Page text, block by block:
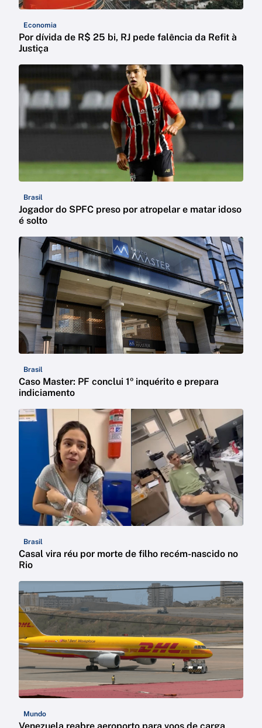
Economia
Por dívida de R$ 25 bi, RJ pede falência da Refit à
Justiça
Brasil
Jogador do SPFC preso por atropelar e matar idoso
é solto
Brasil
Caso Master: PF conclui 1º inquérito e prepara
indiciamento
Brasil
Casal vira réu por morte de filho recém-nascido no
Rio
Mundo